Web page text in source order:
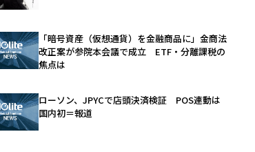
「暗号資産（仮想通貨）を金融商品に」金商法
改正案が参院本会議で成立 ETF・分離課税の
焦点は
ローソン、JPYCで店頭決済検証 POS連動は
国内初＝報道